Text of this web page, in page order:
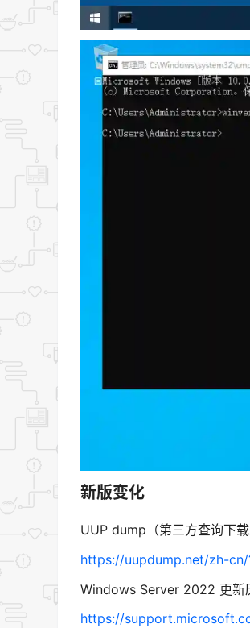
新版变化
UUP dump（第三方查询下载
https://uupdump.net/zh-
Windows Server 2022 更
https://